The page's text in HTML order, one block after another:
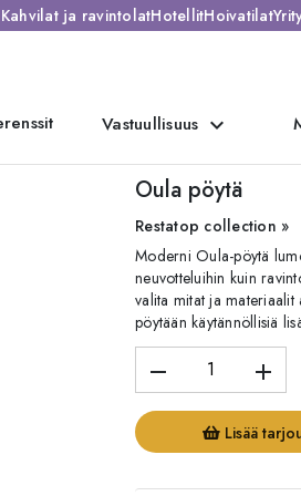
Kahvilat ja ravintolatHotellitHoivatilat
Vastuullisuus expand_more
Oula pöytä
Restatop collection »
Moderni Oula-pöytä
neuvotteluihin kuin
valita mitat ja materiaalit
pöytään käytännöllisiä
remove add
Lisää